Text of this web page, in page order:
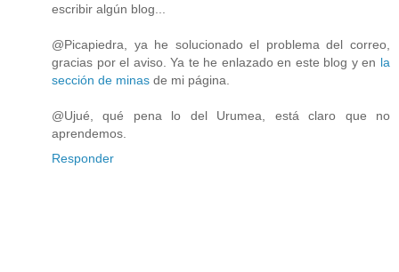
escribir algún blog...
@Picapiedra, ya he solucionado el problema del correo,
gracias por el aviso. Ya te he enlazado en este blog y en la
sección de minas de mi página.
@Ujué, qué pena lo del Urumea, está claro que no
aprendemos.
Responder